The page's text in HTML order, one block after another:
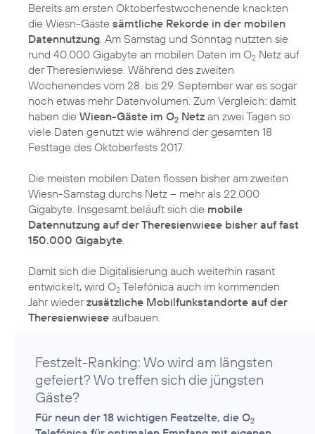
Bereits am ersten Oktoberfestwochenende knackten
die Wiesn-Gäste sämtliche Rekorde in der mobilen
Datennutzung. Am Samstag und Sonntag nutzten sie
rund 40.000 Gigabyte an mobilen Daten im O2 Netz auf
der Theresienwiese. Während des zweiten
Wochenendes vom 28. bis 29. September war es sogar
noch etwas mehr Datenvolumen. Zum Vergleich: damit
haben die Wiesn-Gäste im O2 Netz an zwei Tagen so
viele Daten genutzt wie während der gesamten 18
Festtage des Oktoberfests 2017.
Die meisten mobilen Daten flossen bisher am zweiten
Wiesn-Samstag durchs Netz – mehr als 22.000
Gigabyte. Insgesamt beläuft sich die mobile
Datennutzung auf der Theresienwiese bisher auf fast
150.000 Gigabyte.
Damit sich die Digitalisierung auch weiterhin rasant
entwickelt, wird O2 Telefónica auch im kommenden
Jahr wiederzusätzliche Mobilfunkstandorte auf der
Theresienwiese aufbauen.
Festzelt-Ranking: Wo wird am längsten
gefeiert? Wo treffen sich die jüngsten
Gäste?
Für neun der 18 wichtigen Festzelte, die O2